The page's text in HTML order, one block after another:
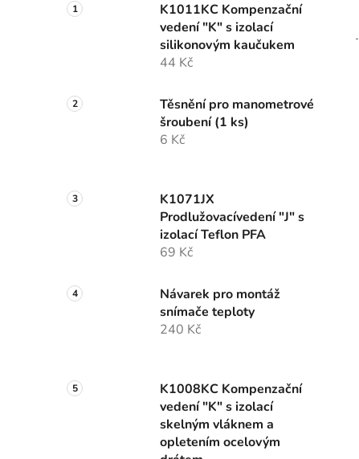
K1011KC Kompenzační
vedení "K" s izolací
silikonovým kaučukem
44 Kč
Těsnění pro manometrové
šroubení (1 ks)
6 Kč
K1071JX
Prodlužovacívedení "J" s
izolací Teflon PFA
69 Kč
Návarek pro montáž
snímače teploty
240 Kč
K1008KC Kompenzační
vedení "K" s izolací
skelným vláknem a
opletením ocelovým